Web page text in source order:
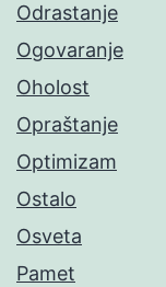
Odrastanje
Ogovaranje
Oholost
Opraštanje
Optimizam
Ostalo
Osveta
Pamet